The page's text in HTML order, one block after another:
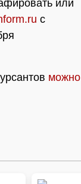
или
с
можно